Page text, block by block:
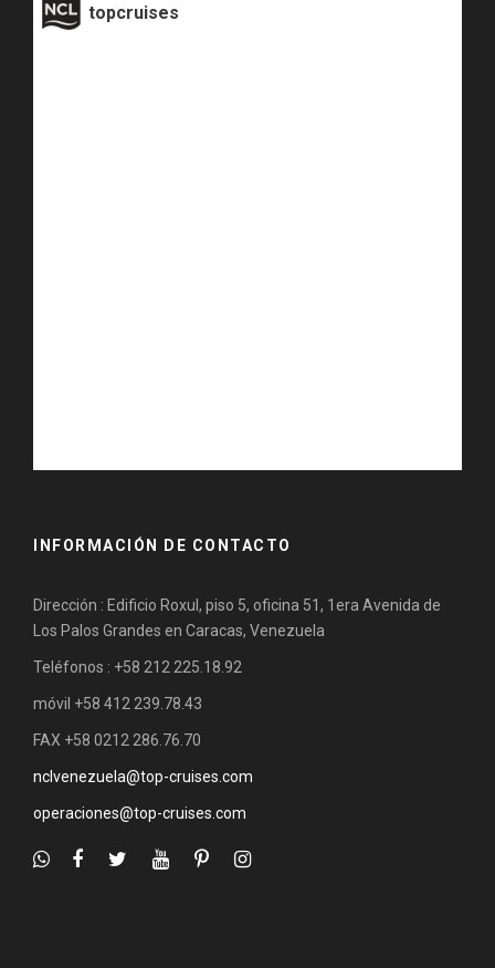
topcruises
INFORMACIÓN DE CONTACTO
Dirección : Edificio Roxul, piso 5, oficina 51, 1era Avenida de
Los Palos Grandes en Caracas, Venezuela
Teléfonos : +58 212 225.18.92
móvil +58 412 239.78.43
FAX +58 0212 286.76.70
nclvenezuela@top-cruises.com
operaciones@top-cruises.com